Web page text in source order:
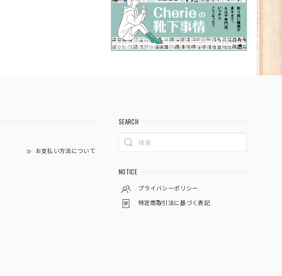
お支払い方法について
SEARCH
NOTICE
プライバシーポリシー
特定商取引法に基づく表記